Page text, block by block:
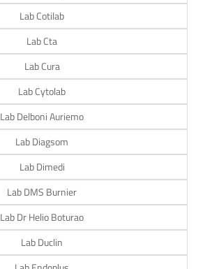
Lab Cotilab
Lab Cta
Lab Cura
Lab Cytolab
Lab Delboni Auriemo
Lab Diagsom
Lab Dimedi
Lab DMS Burnier
Lab Dr Helio Boturao
Lab Duclin